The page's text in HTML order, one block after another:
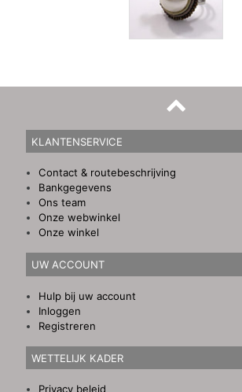
KLANTENSERVICE
Contact & routebeschrijving
Bankgegevens
Ons team
Onze webwinkel
Onze winkel
UW ACCOUNT
Hulp bij uw account
Inloggen
Registreren
WETTELIJK KADER
Privacy beleid